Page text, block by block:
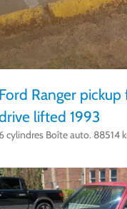
Ford Ranger
lifted 1993
6 cylindres Boîte auto. 88514